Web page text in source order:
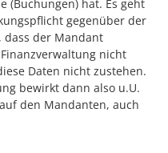
(Buchungen) hat. Es geht
gegenüber der
dass der Mandant
nicht
Daten nicht zustehen.
bewirkt dann also u.U.
den Mandanten, auch